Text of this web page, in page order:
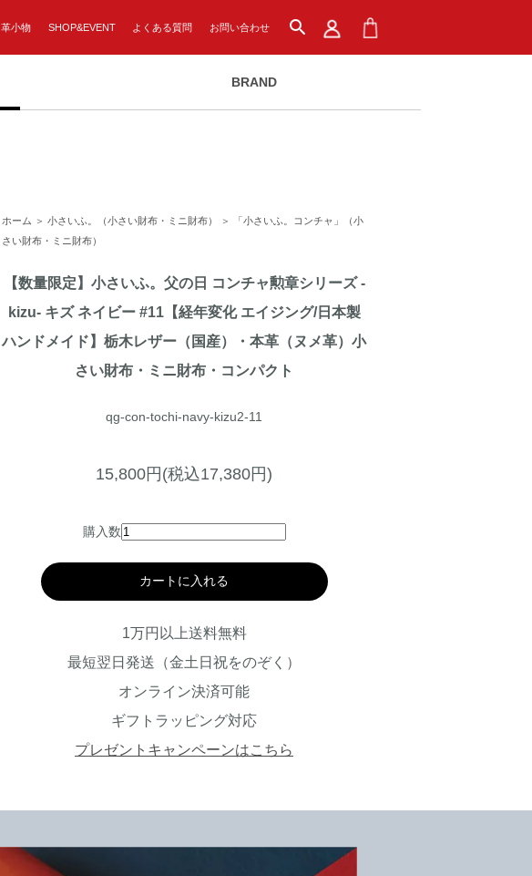
革小物 SHOP&EVENT よくある質問 お問い合わせ search
BRAND
ホーム ＞ 小さいふ。（小さい財布・ミニ財布） ＞
「小さいふ。コンチャ」（小
さい財布・ミニ財布）
【数量限定】小さいふ。父の日 コンチャ勲章シリーズ -
kizu- キズ ネイビー #11【経年変化 エイジング/日本製
ハンドメイド】栃木レザー（国産）・本革（ヌメ革）小
さい財布・ミニ財布・コンパクト
qg-con-tochi-navy-kizu2-11
15,800円(税込17,380円)
購入数
カートに入れる
1万円以上送料無料
最短翌日発送（金土日祝をのぞく）
オンライン決済可能
ギフトラッピング対応
プレゼントキャンペーンはこちら